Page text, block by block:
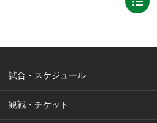
試合・スケジュール
観戦・チケット